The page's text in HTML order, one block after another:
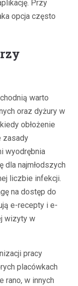
Przy
opcja często
warto
oraz dyżury w
obłożenie
zasady
wyodrębnia
najmłodszych
liczbie infekcji.
na dostęp do
e-recepty i e-
wizyty w
pracy
placówkach
rano, w innych